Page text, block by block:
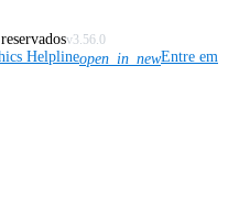
v3.56.0
Helplineopen_in_newEntre em